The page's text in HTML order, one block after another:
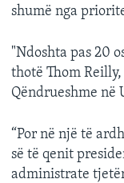
shumë nga
"Ndoshta pas 20
thotë Thom
Qëndrueshme në
“Por në një të
së të qenit
administrate